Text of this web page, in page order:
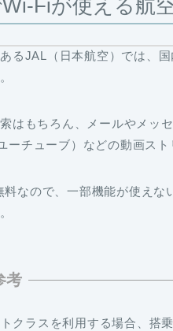
Fiが使える航
るJAL（日本航空）では、
はもちろん、メールやメッ
ーチューブ）などの動画ス
料なので、一部機能が使え
クラスを利用する場合、搭